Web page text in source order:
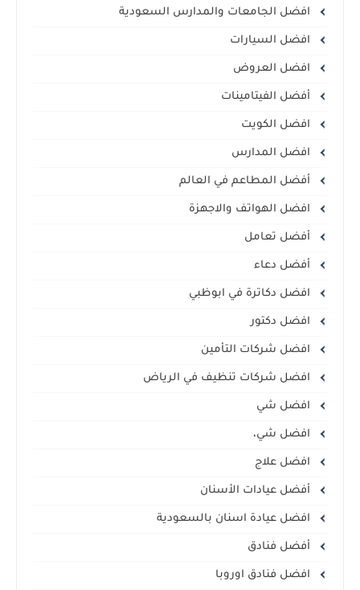
افضل الجامعات والمدارس السعودية
افضل السيارات
افضل العروض
أفضل الفيتامينات
افضل الكويت
افضل المدارس
أفضل المطاعم في العالم
افضل الهواتف والاجهزة
أفضل تعامل
أفضل دعاء
افضل دكاترة في ابوظبي
افضل دكتور
افضل شركات التأمين
افضل شركات تنظيف في الرياض
افضل شي
افضل شي،
افضل علاج
أفضل عيادات الأسنان
افضل عيادة اسنان بالسعودية
أفضل فنادق
افضل فنادق اوروبا